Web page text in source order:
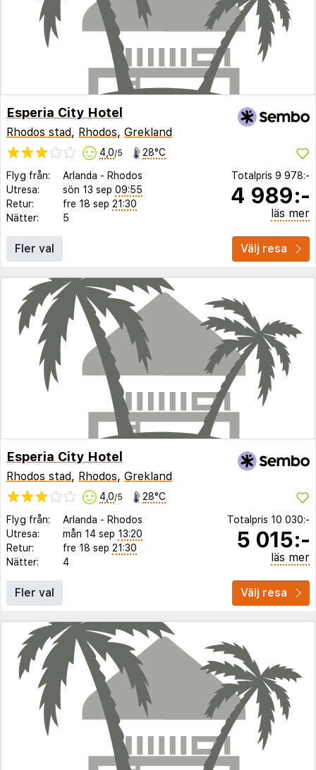
Esperia City Hotel
Rhodos stad, Rhodos, Grekland
4,0/5 28°C
Flyg från: Arlanda - Rhodos
Utresa:
sön 13 sep 09:55
Retur:
fre 18 sep 21:30
Nätter:
5
Totalpris 9 978:-
4 989:-
läs mer
Fler val Välj resa
Esperia City Hotel
Rhodos stad, Rhodos, Grekland
4,0/5 28°C
Flyg från: Arlanda - Rhodos
Utresa:
mån 14 sep 13:20
Retur:
fre 18 sep 21:30
Nätter:
4
Totalpris 10 030:-
5 015:-
läs mer
Fler val Välj resa